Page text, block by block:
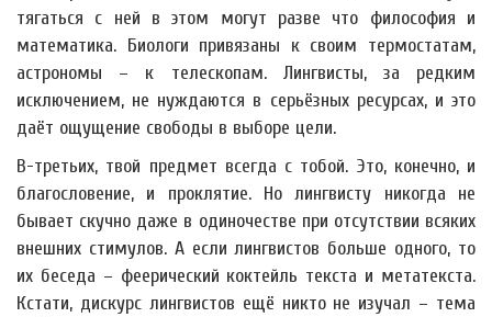
тягаться с ней в этом могут разве что философия и
математика. Биологи привязаны к своим термостатам,
астрономы – к телескопам. Лингвисты, за редким
исключением, не нуждаются в серьёзных ресурсах, и это
даёт ощущение свободы в выборе цели.
В-третьих, твой предмет всегда с тобой. Это, конечно, и
благословение, и проклятие. Но лингвисту никогда не
бывает скучно даже в одиночестве при отсутствии всяких
внешних стимулов. А если лингвистов больше одного, то
их беседа – феерический коктейль текста и метатекста.
Кстати, дискурс лингвистов ещё никто не изучал – тема